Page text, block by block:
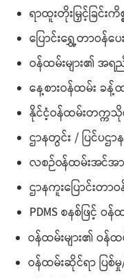
ရာထူးတိုးမြှင့်ခြင်းကိစ္
ပြောင်းရွှေ့တာဝန်ပေ
ဝန်ထမ်းများ၏ အရည်
နေ့စားဝန်ထမ်း ခန့်ထ
နိုင်ငံ့ဝန်ထမ်းတက္ကသို
ဌာနတွင်း / ပြင်ပဌ
လစဉ်ဝန်ထမ်းအင်အား၊
ဌာနကူးပြောင်းတာ
PDMS စနစ်ဖြင့် ဝ
ဝန်ထမ်းများ၏ ဝန်ထ
ဝန်ထမ်းဆိုင်ရာ ပြစ်မှု